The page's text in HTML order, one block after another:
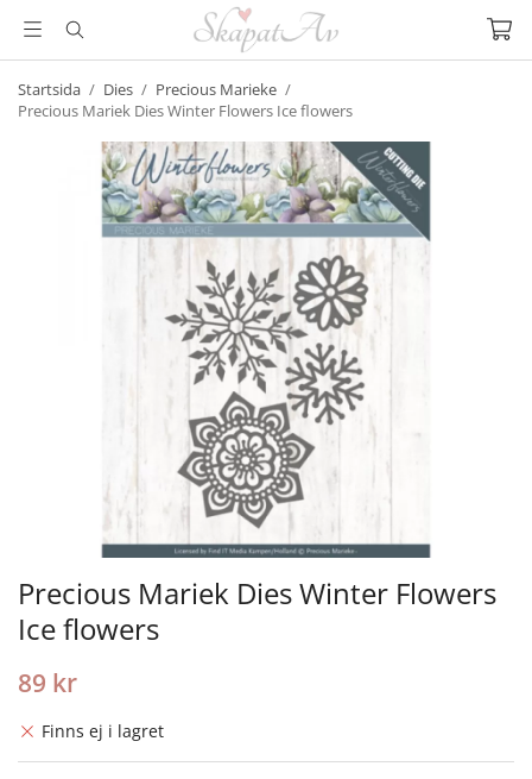
Startsida / Dies / Precious Marieke /
Precious Mariek Dies Winter Flowers Ice flowers
Precious Mariek Dies Winter Flowers
Ice flowers
89 kr
Finns ej i lagret